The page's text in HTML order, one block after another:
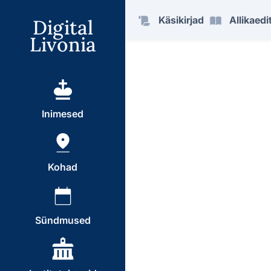
Digital
Livonia
Inimesed
Kohad
Sündmused
Käsikirjad